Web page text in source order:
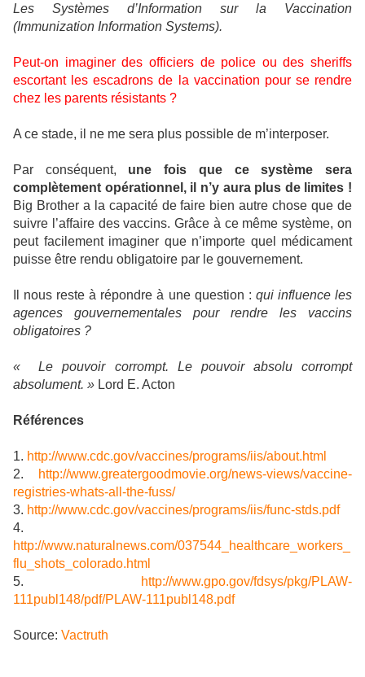
Les Systèmes d’Information sur la Vaccination
(Immunization Information Systems).
Peut-on imaginer des officiers de police ou des sheriffs
escortant les escadrons de la vaccination pour se rendre
chez les parents résistants ?
A ce stade, il ne me sera plus possible de m’interposer.
Par conséquent, une fois que ce système sera
complètement opérationnel, il n’y aura plus de limites !
Big Brother a la capacité de faire bien autre chose que de
suivre l’affaire des vaccins. Grâce à ce même système, on
peut facilement imaginer que n’importe quel médicament
puisse être rendu obligatoire par le gouvernement.
Il nous reste à répondre à une question : qui influence les
agences gouvernementales pour rendre les vaccins
obligatoires ?
« Le pouvoir corrompt. Le pouvoir absolu corrompt
absolument. » Lord E. Acton
Références
1. http://www.cdc.gov/vaccines/programs/iis/about.html
2.
http://www.greatergoodmovie.org/news-views/vaccine-
registries-whats-all-the-fuss/
3. http://www.cdc.gov/vaccines/programs/iis/func-stds.pdf
4.
http://www.naturalnews.com/037544_healthcare_workers_
flu_shots_colorado.html
5.
http://www.gpo.gov/fdsys/pkg/PLAW-
111publ148/pdf/PLAW-111publ148.pdf
Source: Vactruth